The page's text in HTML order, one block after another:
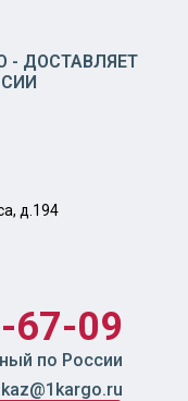
- ДОСТАВЛЯЕТ
д.194
67-09
по России